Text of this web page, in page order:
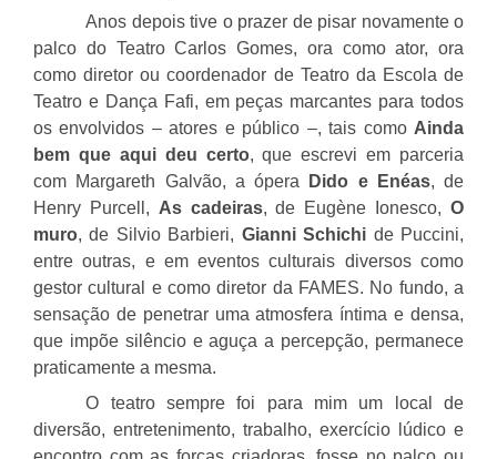
Anos depois tive o prazer de pisar novamente o
palco do Teatro Carlos Gomes, ora como ator, ora
como diretor ou coordenador de Teatro da Escola de
Teatro e Dança Fafi, em peças marcantes para todos
os envolvidos – atores e público –, tais como Ainda
bem que aqui deu certo, que escrevi em parceria
com Margareth Galvão, a ópera
Dido e Enéas, de
Henry Purcell, As cadeiras, de Eugène Ionesco,O
muro, de Silvio Barbieri, Gianni Schichi de Puccini,
entre outras, e em eventos culturais diversos como
gestor cultural e como diretor da FAMES. No fundo, a
sensação de penetrar uma atmosfera íntima e densa,
que impõe silêncio e aguça a percepção, permanece
praticamente a mesma.
O teatro sempre foi para mim um local de
diversão, entretenimento, trabalho, exercício lúdico e